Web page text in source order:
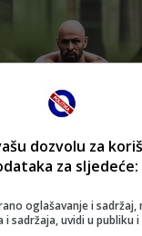
dozvolu za
za sljedeće:
oglašavanje i sadržaj,
i sadržaja, uvidi u publiku